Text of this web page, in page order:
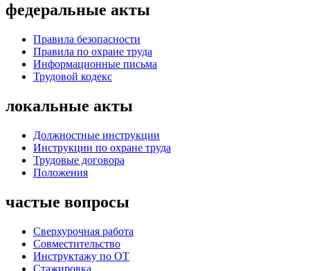
федеральные акты
Правила безопасности
Правила по охране труда
Информационные письма
Трудовой кодекс
локальные акты
Должностные инструкции
Инструкции по охране труда
Трудовые договора
Положения
частые вопросы
Сверхурочная работа
Совместительство
Инструктажу по ОТ
Стажировка